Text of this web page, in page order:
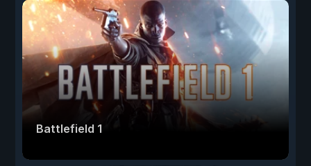
Battlefield 1